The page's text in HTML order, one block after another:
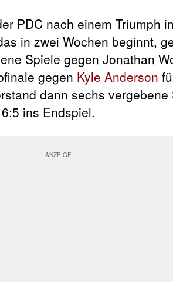
PDC nach einem Triumph
in zwei Wochen beginnt,
Spiele gegen Jonathan
gegen Kyle Anderson
dann sechs
ins Endspiel.